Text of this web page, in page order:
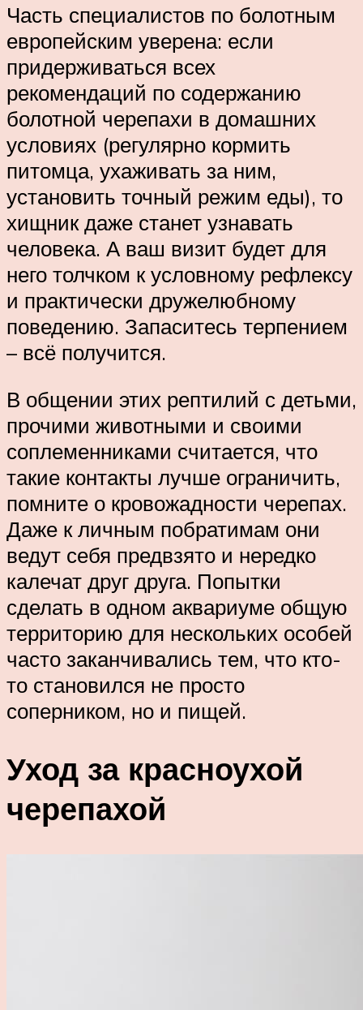
Часть специалистов по болотным
европейским уверена: если
придерживаться всех
рекомендаций по содержанию
болотной черепахи в домашних
условиях (регулярно кормить
питомца, ухаживать за ним,
установить точный режим еды), то
хищник даже станет узнавать
человека. А ваш визит будет для
него толчком к условному рефлексу
и практически дружелюбному
поведению. Запаситесь терпением
– всё получится.
В общении этих рептилий с детьми,
прочими животными и своими
соплеменниками считается, что
такие контакты лучше ограничить,
помните о кровожадности черепах.
Даже к личным побратимам они
ведут себя предвзято и нередко
калечат друг друга. Попытки
сделать в одном аквариуме общую
территорию для нескольких особей
часто заканчивались тем, что кто-
то становился не просто
соперником, но и пищей.
Уход за красноухой
черепахой